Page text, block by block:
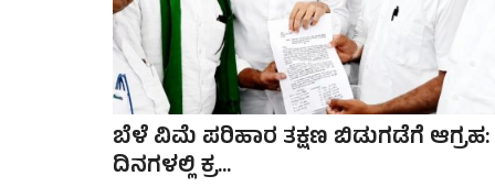
ಬೆಳೆ ವಿಮೆ ಪರಿಹಾರ ತಕ್ಷಣ ಬಿಡುಗಡೆಗೆ ಆಗ್ರಹ:
ದಿನಗಳಲ್ಲಿ ಕ್ರ...